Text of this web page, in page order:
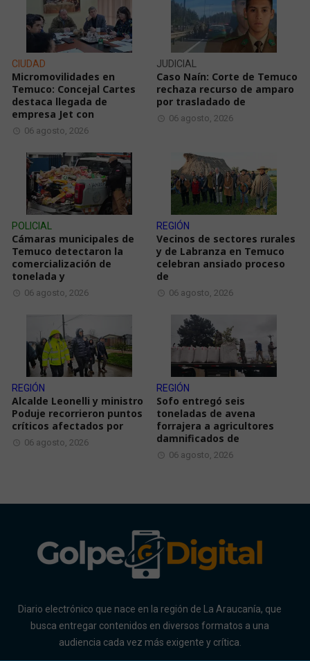
CIUDAD
Micromovilidades en
Temuco: Concejal Cartes
destaca llegada de
empresa Jet con
06 agosto, 2026
JUDICIAL
Caso Naín: Corte de Temuco
rechaza recurso de amparo
por trasladado de
06 agosto, 2026
POLICIAL
Cámaras municipales de
Temuco detectaron la
comercialización de
tonelada y
06 agosto, 2026
REGIÓN
Vecinos de sectores rurales
y de Labranza en Temuco
celebran ansiado proceso
de
06 agosto, 2026
REGIÓN
Alcalde Leonelli y ministro
Poduje recorrieron puntos
críticos afectados por
06 agosto, 2026
REGIÓN
Sofo entregó seis
toneladas de avena
forrajera a agricultores
damnificados de
06 agosto, 2026
Diario electrónico que nace en la región de La Araucanía, que
busca entregar contenidos en diversos formatos a una
audiencia cada vez más exigente y crítica.